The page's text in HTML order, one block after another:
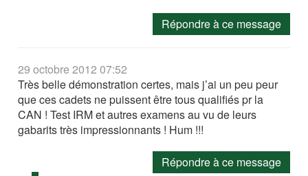
Répondre à ce message
29 octobre 2012 07:52
Très belle démonstration certes, mais j’ai un peu peur
que ces cadets ne puissent être tous qualifiés pr la
CAN ! Test IRM et autres examens au vu de leurs
gabarits très impressionnants ! Hum !!!
Répondre à ce message